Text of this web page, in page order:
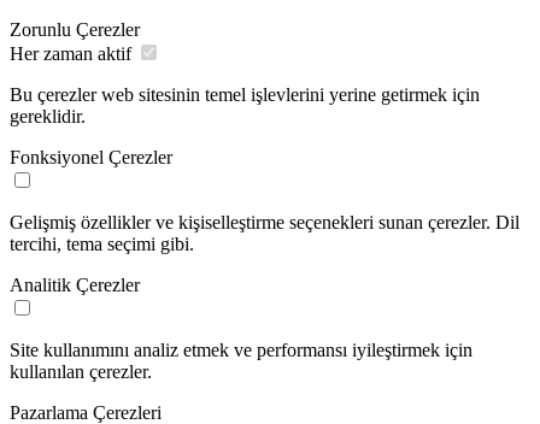
Zorunlu Çerezler
Her zaman aktif
Bu çerezler web sitesinin temel işlevlerini yerine getirmek için
gereklidir.
Fonksiyonel Çerezler
Gelişmiş özellikler ve kişiselleştirme seçenekleri sunan çerezler. Dil
tercihi, tema seçimi gibi.
Analitik Çerezler
Site kullanımını analiz etmek ve performansı iyileştirmek için
kullanılan çerezler.
Pazarlama Çerezleri